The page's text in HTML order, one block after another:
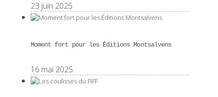
23 juin 2025
Moment fort pour les Éditions Montsalvens
16 mai 2025